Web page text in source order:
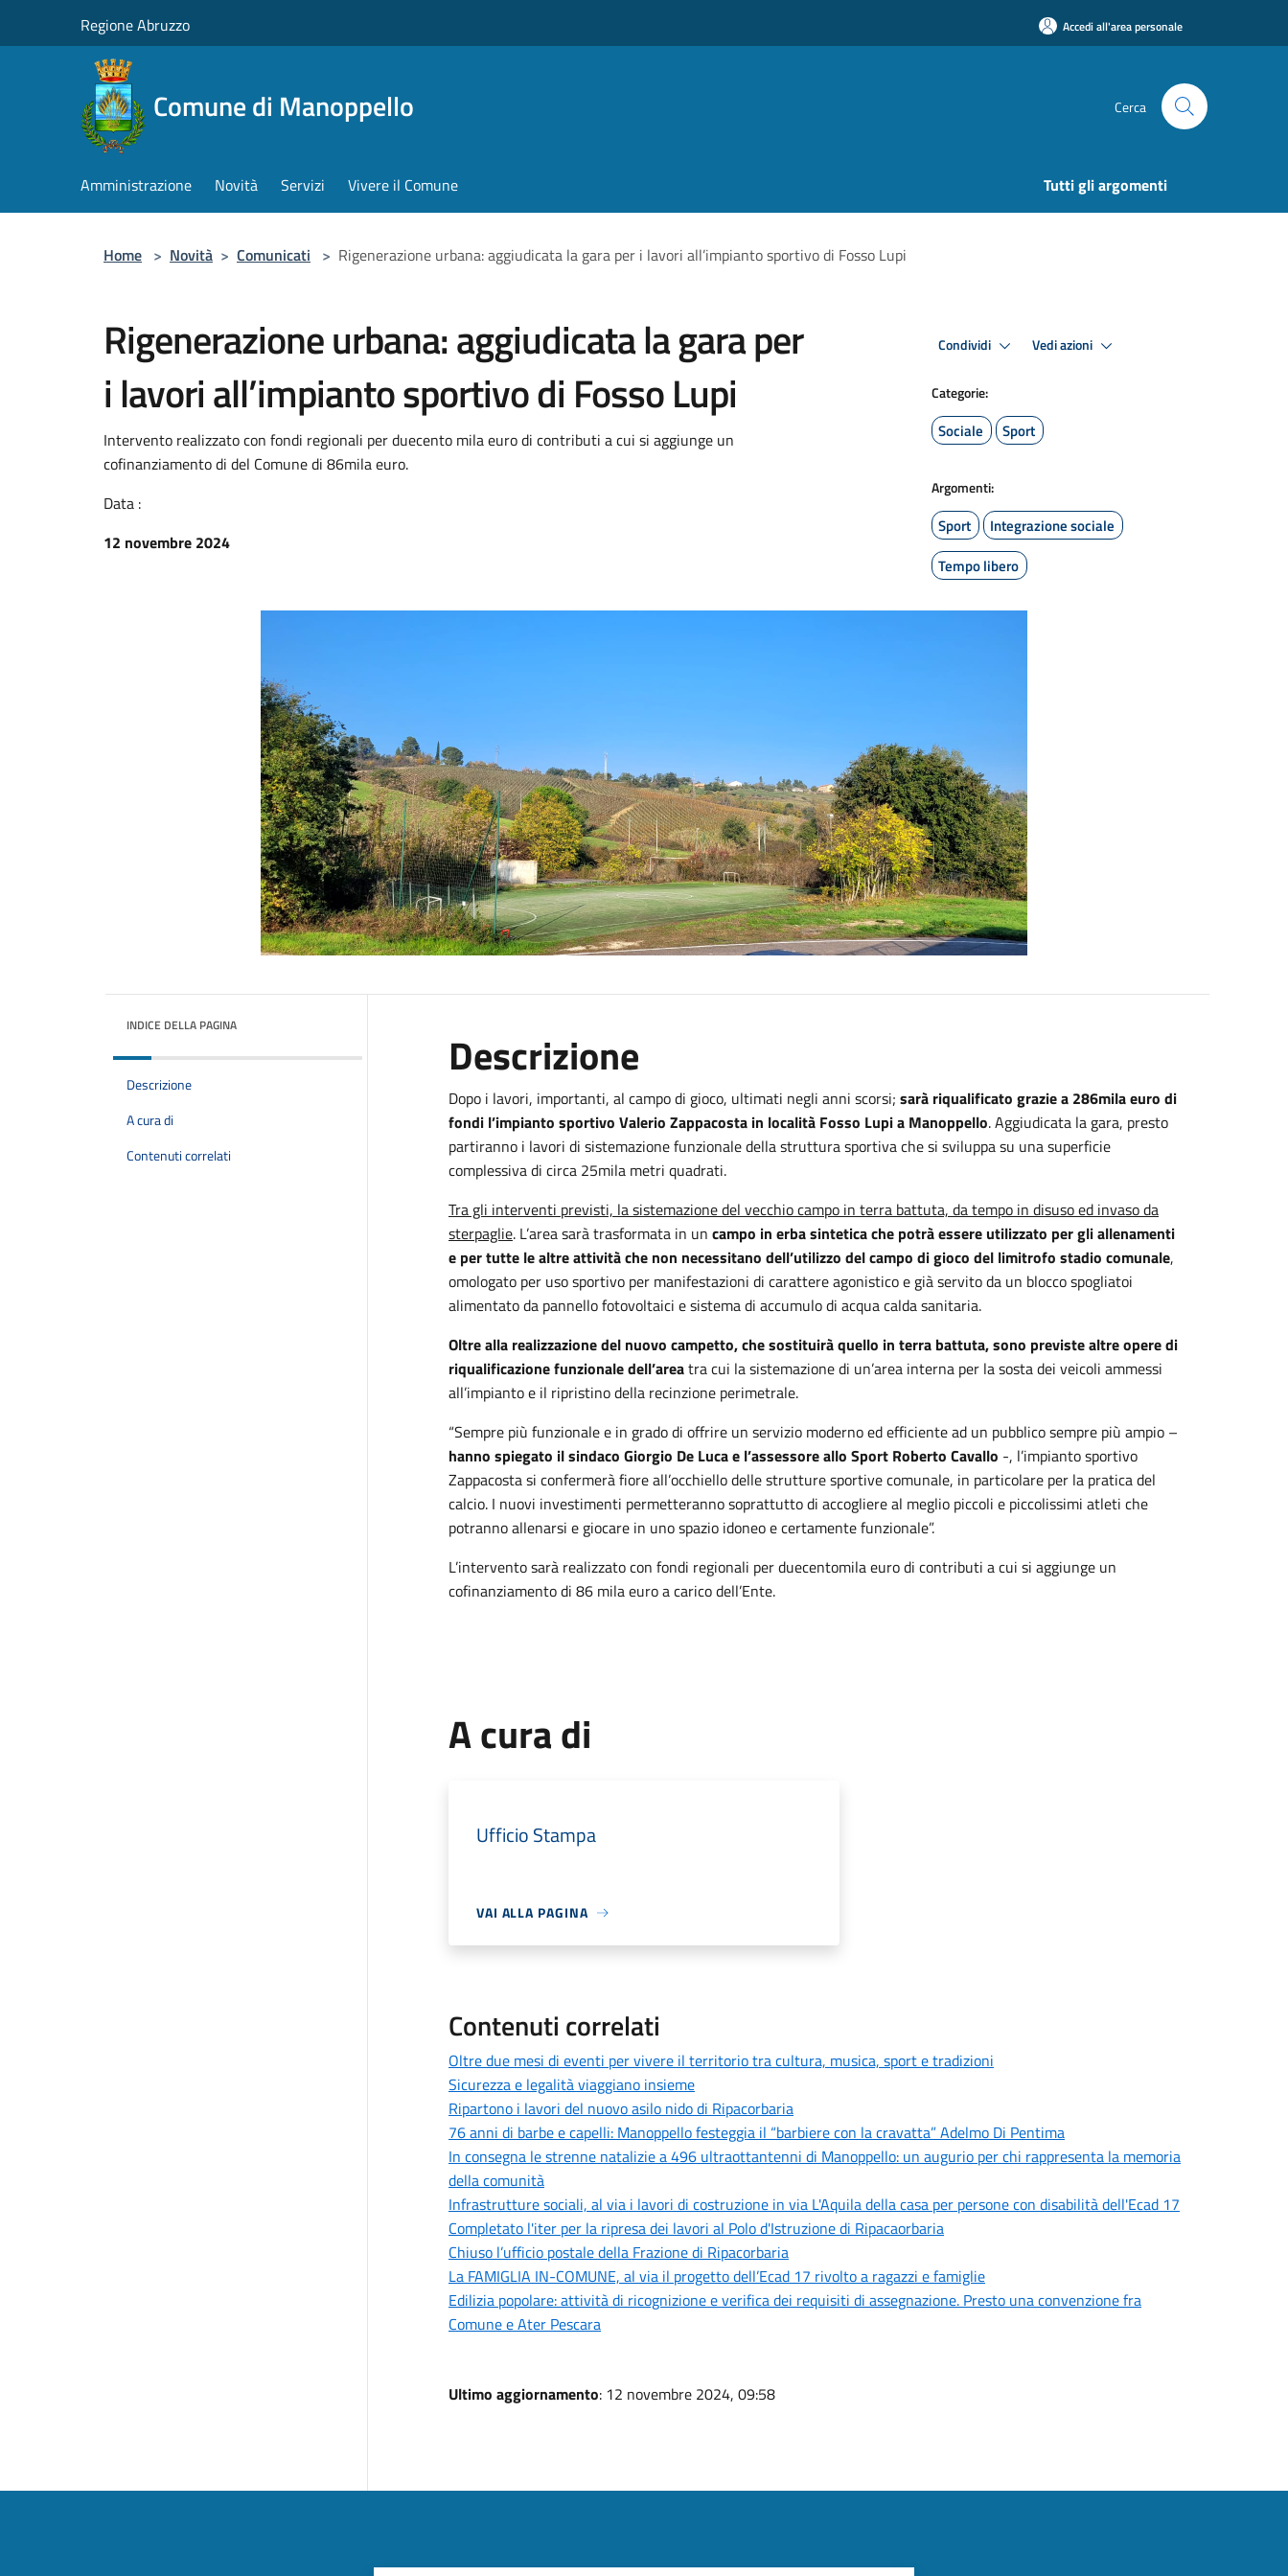
Regione Abruzzo Accedi all'area personale
Comune di Manoppello Cerca
Amministrazione Novità Servizi Vivere il Comune Tutti gli argomenti
Home > Novità > Comunicati > Rigenerazione urbana: aggiudicata la gara per i lavori all’impianto sportivo di Fosso Lupi
Rigenerazione urbana: aggiudicata la gara per
i lavori all’impianto sportivo di Fosso Lupi
Intervento realizzato con fondi regionali per duecento mila euro di contributi a cui si aggiunge un
cofinanziamento di del Comune di 86mila euro.
Data :
12 novembre 2024
Condividi Vedi azioni
Categorie:
Sociale Sport
Argomenti:
Sport
Integrazione sociale
Tempo libero
INDICE DELLA PAGINA
Descrizione
A cura di
Contenuti correlati
Descrizione
Dopo i lavori, importanti, al campo di gioco, ultimati negli anni scorsi; sarà riqualificato grazie a 286mila euro di
fondi l’impianto sportivo Valerio Zappacosta in località Fosso Lupi a Manoppello. Aggiudicata la gara, presto
partiranno i lavori di sistemazione funzionale della struttura sportiva che si sviluppa su una superficie
complessiva di circa 25mila metri quadrati.
Tra gli interventi previsti, la sistemazione del vecchio campo in terra battuta, da tempo in disuso ed invaso da
sterpaglie. L’area sarà trasformata in un campo in erba sintetica che potrà essere utilizzato per gli allenamenti
e per tutte le altre attività che non necessitano dell’utilizzo del campo di gioco del limitrofo stadio comunale,
omologato per uso sportivo per manifestazioni di carattere agonistico e già servito da un blocco spogliatoi
alimentato da pannello fotovoltaici e sistema di accumulo di acqua calda sanitaria.
Oltre alla realizzazione del nuovo campetto, che sostituirà quello in terra battuta, sono previste altre opere di
riqualificazione funzionale dell’areatra cui la sistemazione di un’area interna per la sosta dei veicoli ammessi
all’impianto e il ripristino della recinzione perimetrale.
“Sempre più funzionale e in grado di offrire un servizio moderno ed efficiente ad un pubblico sempre più ampio –
hanno spiegato il sindaco Giorgio De Luca e l’assessore allo Sport Roberto Cavallo -, l’impianto sportivo
Zappacosta si confermerà fiore all’occhiello delle strutture sportive comunale, in particolare per la pratica del
calcio. I nuovi investimenti permetteranno soprattutto di accogliere al meglio piccoli e piccolissimi atleti che
potranno allenarsi e giocare in uno spazio idoneo e certamente funzionale”.
L’intervento sarà realizzato con fondi regionali per duecentomila euro di contributi a cui si aggiunge un
cofinanziamento di 86 mila euro a carico dell’Ente.
A cura di
Ufficio Stampa
VAI ALLA PAGINA
Contenuti correlati
Oltre due mesi di eventi per vivere il territorio tra cultura, musica, sport e tradizioni
Sicurezza e legalità viaggiano insieme
Ripartono i lavori del nuovo asilo nido di Ripacorbaria
76 anni di barbe e capelli: Manoppello festeggia il “barbiere con la cravatta” Adelmo Di Pentima
In consegna le strenne natalizie a 496 ultraottantenni di Manoppello: un augurio per chi rappresenta la memoria
della comunità
Infrastrutture sociali, al via i lavori di costruzione in via L'Aquila della casa per persone con disabilità dell'Ecad 17
Completato l'iter per la ripresa dei lavori al Polo d'Istruzione di Ripacaorbaria
Chiuso l’ufficio postale della Frazione di Ripacorbaria
La FAMIGLIA IN-COMUNE, al via il progetto dell’Ecad 17 rivolto a ragazzi e famiglie
Edilizia popolare: attività di ricognizione e verifica dei requisiti di assegnazione. Presto una convenzione fra
Comune e Ater Pescara
Ultimo aggiornamento: 12 novembre 2024, 09:58